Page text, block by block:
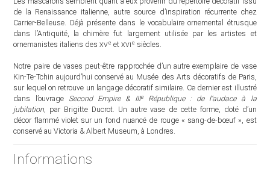
de la Renaissance italienne, autre source d’inspiration récurrente chez
Carrier-Belleuse. Déjà présente dans le vocabulaire ornemental étrusque
dans l’Antiquité, la chimère fut largement utilisée par les artistes et
ornemanistes italiens desxve etxvie siècles.
Notre paire de vases peut-être rapprochée d’un autre exemplaire de vase
Kin-Te-Tchin aujourd’hui conservé au Musée des Arts décoratifs de Paris,
sur lequel on retrouve un langage décoratif similaire. Ce dernier est illustré
dans l’ouvrage Second Empire & IIIeRépublique : de l’audace à la
jubilation, par Brigitte Ducrot. Un autre vase de cette forme, doté d’un
décor flammé violet sur un fond nuancé de rouge « sang-de-bœuf », est
conservé au Victoria & Albert Museum, à Londres.
Informations